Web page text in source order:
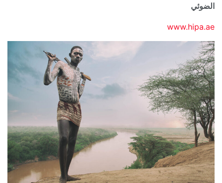
الضوئي
www.hipa.ae